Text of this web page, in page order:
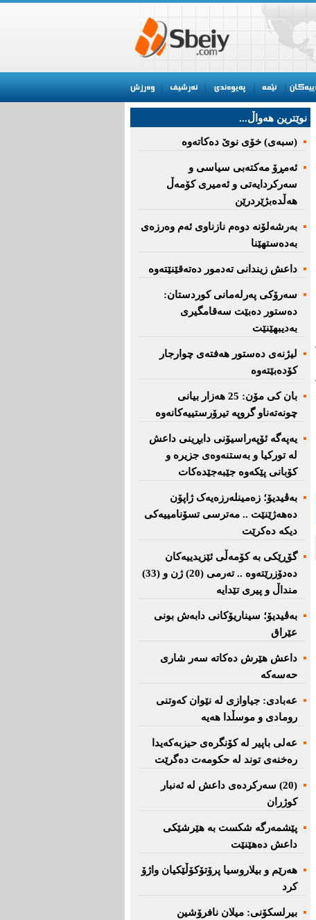
نوێترین هه‌واڵ...
(سبەى) خۆى نوێ دەکاتەوە
ئه‌مڕۆ مه‌كته‌بی‌ سیاسی‌ و
سه‌ركردایه‌تی‌ و ئه‌میری‌ كۆمه‌ڵ
هەڵدەبژێردرێن
به‌رشه‌لۆنه‌ دوه‌م نازناوی ئه‌م وه‌رزه‌ی
به‌ده‌ستهێنا
داعش زیندانی تەدمور دەتەقێنێتەوە
سەرۆكی پەرلەمانی كوردستان:
دەستور دەبێت سەقامگیری
بەدیبهێنێت
لیژنەی دەستور هەفتەی چوارجار
كۆدەبێتەوە
بان كی مۆن: 25 هەزار بیانی
چونەتەناو گروپە تیرۆرستییەكانەوە
یەپەگە ئۆپەراسیۆنی دابڕینی داعش
لە تورکیا و بەستنەوەی جزیرە و
کۆبانی پێکەوە جێبەجێدەکات
بەڤیدیۆ؛ زەمینلەرزەیەک ژاپۆن
دەهەژێنێت .. مەترسی تسۆنامییەکی
دیکە دەکرێت
گۆڕێکی بە کۆمەڵی ئێزیدییەکان
دەدۆزرێتەوە .. تەرمی (20) ژن و (33)
منداڵ و پیری تێدایە
بەڤیدیۆ؛ سیناریۆکانی دابەش بونی
عێراق
داعش هێرش دەکاتە سەر شاری
حەسەکە
عه‌بادی: جیاوازی له‌ نێوان کەوتنی
رومادی و موسڵدا هه‌یه‌
عەلی باپیر لە کۆنگرەی حیزبەکەیدا
رەخنەی توند لە حکومەت دەگرێت
(20) سه‌ركرده‌ی داعش لە ئەنبار
کوژران
پێشمەرگە شكست بە هێرشێكی
داعش دەهێنێت
هەرێم و بیلاروسیا پرۆتۆکۆڵێکیان واژۆ
کرد
بیرلسكۆنی: میلان نافرۆشین